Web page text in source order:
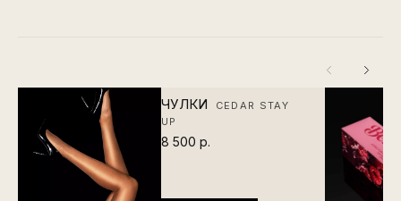
ЧУЛКИ
CEDAR STAY
UP
8 500 р.